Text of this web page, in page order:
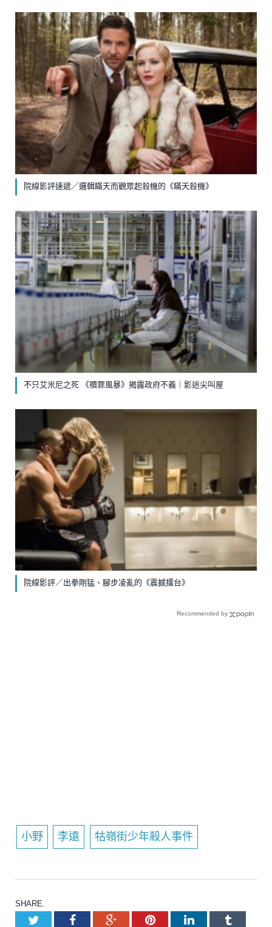
院線影評速遞／邏輯瞞天而觀眾起殺機的《瞞天殺機》
不只艾米尼之死 《贖罪風暴》揭露政府不義｜影迷尖叫屋
院線影評／出拳剛猛、腳步凌亂的《震撼擂台》
Recommended by
小野 李遠 牯嶺街少年殺人事件
SHARE.
TwitterFacebookGoogle+PinterestLinkedInTumblr